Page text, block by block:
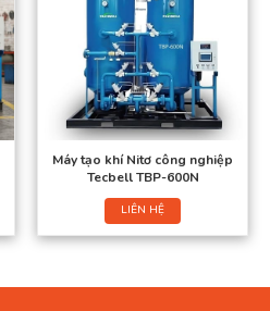
Máy tạo khí Nitơ công nghiệp
Tecbell TBP-600N
LIÊN HỆ